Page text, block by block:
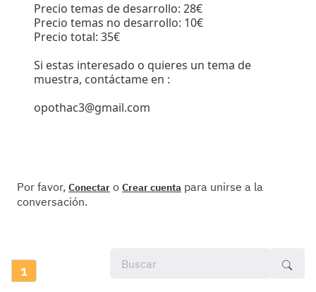
Precio temas de desarrollo: 28€
Precio temas no desarrollo: 10€
Precio total: 35€
Si estas interesado o quieres un tema de
muestra, contáctame en :
opothac3@gmail.com
Por favor, Conectar o Crear cuenta para unirse a la
conversación.
1